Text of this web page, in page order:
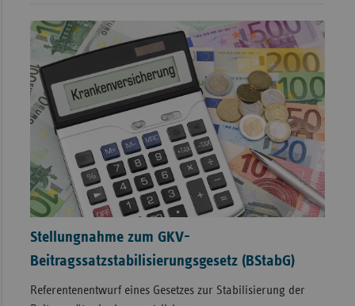
Stellungnahme zum GKV-
Beitragssatzstabilisierungsgesetz (BStabG)
Referentenentwurf eines Gesetzes zur Stabilisierung der